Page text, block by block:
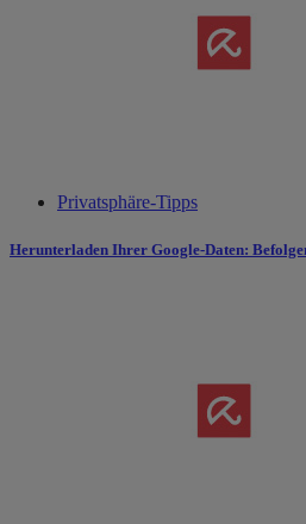
Privatsphäre-Tipps
Herunterladen Ihrer Google-Daten: